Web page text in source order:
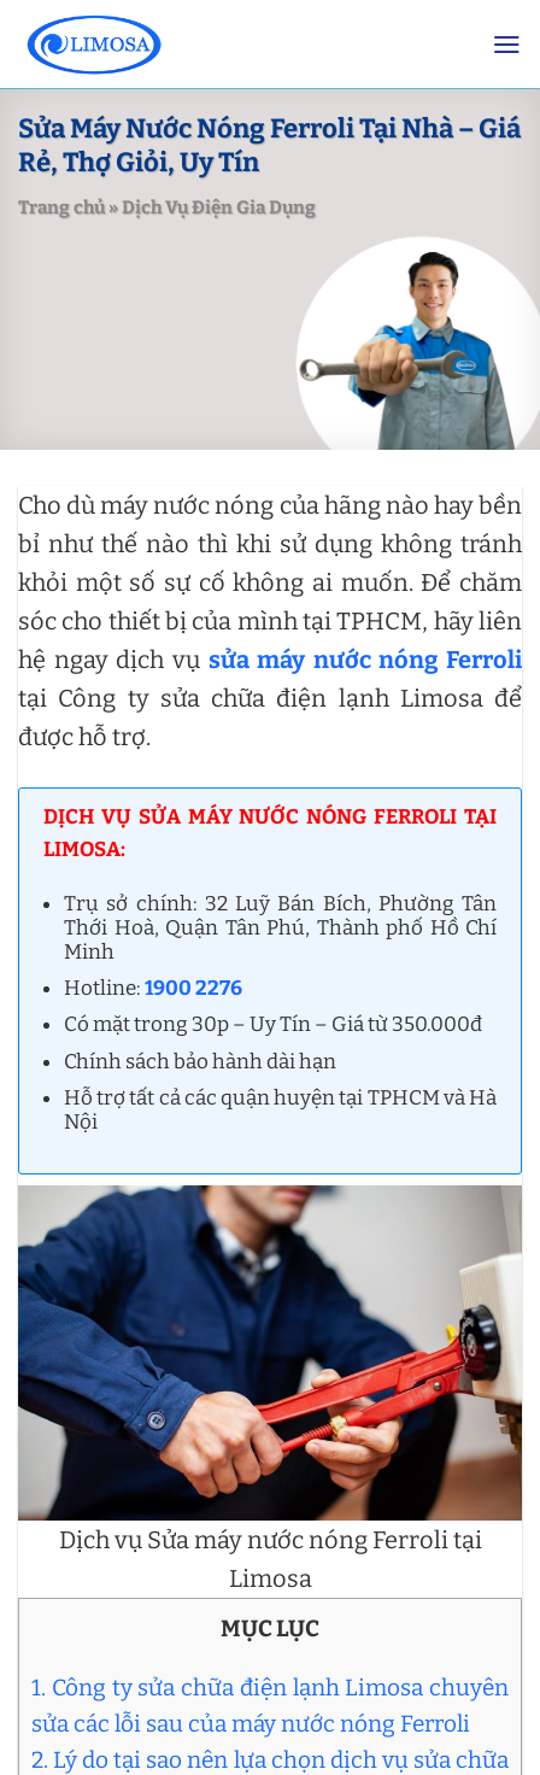
content
Sửa Máy Nước Nóng Ferroli Tại Nhà – Giá
Rẻ, Thợ Giỏi, Uy Tín
Trang chủ»Dịch Vụ Điện Gia Dụng
Cho dù máy nước nóng của hãng nào hay bền
bỉ như thế nào thì khi sử dụng không tránh
khỏi một số sự cố không ai muốn. Để chăm
sóc cho thiết bị của mình tại TPHCM, hãy liên
hệ ngay dịch vụ sửa máy nước nóng Ferroli
tại Công ty sửa chữa điện lạnh Limosa để
được hỗ trợ.
DỊCH VỤ SỬA MÁY NƯỚC NÓNG FERROLI TẠI
LIMOSA:
Trụ sở chính: 32 Luỹ Bán Bích, Phường Tân
Thới Hoà, Quận Tân Phú, Thành phố Hồ Chí
Minh
Hotline:1900 2276
Có mặt trong 30p – Uy Tín – Giá từ 350.000đ
Chính sách bảo hành dài hạn
Hỗ trợ tất cả các quận huyện tại TPHCM và Hà
Nội
Dịch vụ Sửa máy nước nóng Ferroli tại
Limosa
MỤC LỤC
1. Công ty sửa chữa điện lạnh Limosa chuyên
sửa các lỗi sau của máy nước nóng Ferroli
2. Lý do tại sao nên lựa chọn dịch vụ sửa chữa